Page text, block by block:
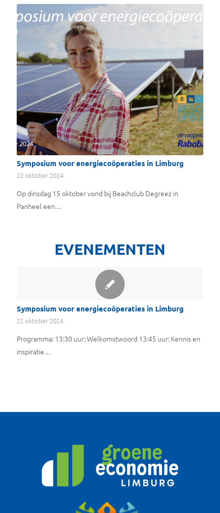
Symposium voor energiecoöperaties in Limburg
22 oktober 2024
Op dinsdag 15 oktober vond bij Beachclub Degreez in
Panheel een…
EVENEMENTEN
Symposium voor energiecoöperaties in Limburg
22 oktober 2024
Programma: 13:30 uur: Welkomstwoord 13:45 uur: Kennis en
inspiratie…